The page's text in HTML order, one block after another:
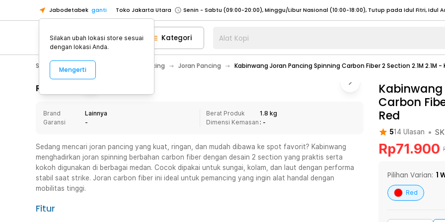
Jabodetabek ganti Toko Jakarta Utara
Toko Tangerang
Toko Cikupa
Pick n Go Jakarta Barat
Senin - Jumat (07:00 - 20:00), Sabtu - Minggu (08:00 - 20:00), Tutup pada Idul Fitri
Pick n Go Bekasi
Senin - Jumat (08:00 - 20:00), Sabtu - Minggu/ Libur Nasional (08:00 - 17:00) Selengkapnya
Senin - Jumat (08:00 - 20:00), Sabtu - Minggu/ Libur Nasional (08:00 - 17:00) Selengkapnya
Senin - Sabtu (09:00-20:00), Minggu/Libur Nasional (12:00-20:00), Tutup pada Idul Fitri
Senin - Sabtu (09:00-20:00), Minggu/Libur Nasional (12:00-20:00), Tutup pada Idul Fitri
Toko Tangerang
Toko Cikupa
Pick n Go Jakarta Barat
Senin - Jumat (07:00 - 20:00), Sabtu - Minggu (08:00 - 20:00), Tutup pada Idul Fitri
Senin - Jumat (08:00 - 20:00), Sabtu - Minggu/ Libur Nasional (08:00 - 17:00) Selengkapnya
Kategori Alat Kopi
Sport & Outdoor Olahraga Memancing Joran Pancing Kabinwang Joran Pancing Spinning Carbon Fiber 2 Section 2.1M 2.1M -
Rincian Produk
Brand
Lainnya
Garansi
-
Berat Produk
1.8 kg
Dimensi Kemasan : -
Sedang mencari joran pancing yang kuat, ringan, dan mudah dibawa ke spot favorit? Kabinwang
menghadirkan joran spinning berbahan carbon fiber dengan desain 2 section yang praktis serta
kokoh digunakan di berbagai medan. Cocok dipakai untuk sungai, kolam, dan laut dengan performa
stabil saat strike. Joran carbon fiber ini ideal untuk pemancing yang ingin alat handal dengan
mobilitas tinggi.
Fitur
Carbon
Red
514 Ulasan •
Rp71.900
Pilihan Varian: 1
Red
Silakan ubah lokasi store sesuai
dengan lokasi Anda.
Mengerti